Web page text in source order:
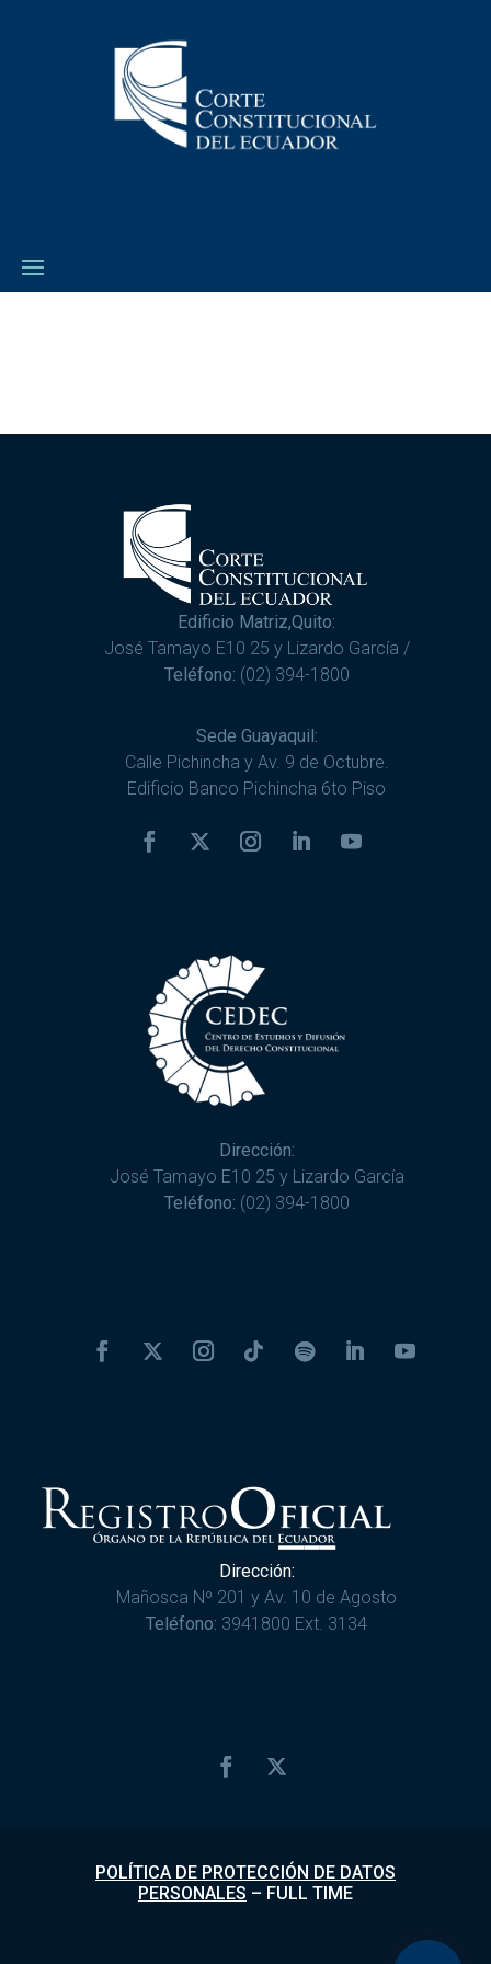
Edificio Matriz,Quito:
José Tamayo E10 25 y Lizardo García /
Teléfono: (02) 394-1800
Sede Guayaquil:
Calle Pichincha y Av. 9 de Octubre.
Edificio Banco Pichincha 6to Piso
Dirección:
José Tamayo E10 25 y Lizardo García
Teléfono: (02) 394-1800
Dirección:
Mañosca Nº 201 y Av. 10 de Agosto
Teléfono: 3941800 Ext. 3134
POLÍTICA DE PROTECCIÓN DE DATOS
PERSONALES – FULL TIME